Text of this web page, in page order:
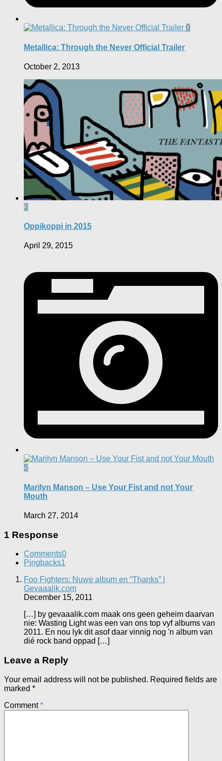
0
Metallica: Through the Never Official Trailer
October 2, 2013
3
Oppikoppi in 2015
April 29, 2015
5
Marilyn Manson – Use Your Fist and not Your
Mouth
March 27, 2014
1 Response
Comments0
Pingbacks1
Foo Fighters: Nuwe album en “Thanks” |
Gevaaalik.com
December 15, 2011
[…] by gevaaalik.com maak ons geen geheim daarvan
nie: Wasting Light was een van ons top vyf albums van
2011. En nou lyk dit asof daar vinnig nog 'n album van
dié rock band oppad […]
Leave a Reply
Your email address will not be published. Required fields are
marked *
Comment*